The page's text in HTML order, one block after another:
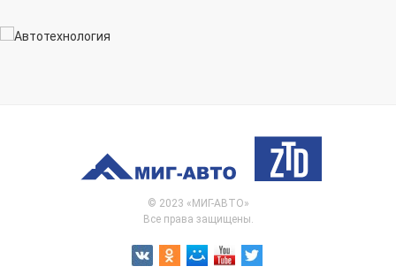
© 2023 «МИГ-АВТО»
Все права защищены.